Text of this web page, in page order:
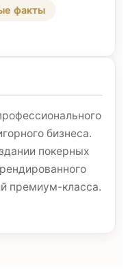
факты
бизнеса.
покерных
премиум-класса.